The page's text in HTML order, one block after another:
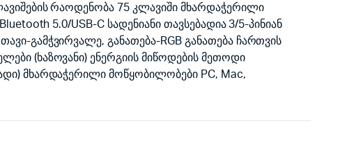
რაოდენობა 75 კლავიში მხარდაჭერილი
5.0/USB-C სადენიანი თავსებადია 3/5-პინიან
გამჭვირვალე, განათება-RGB განათება ჩართვის
(ხაზოვანი) ენერგიის მიწოდების მეთოდი
მხარდაჭერილი მოწყობილობები PC, Mac,